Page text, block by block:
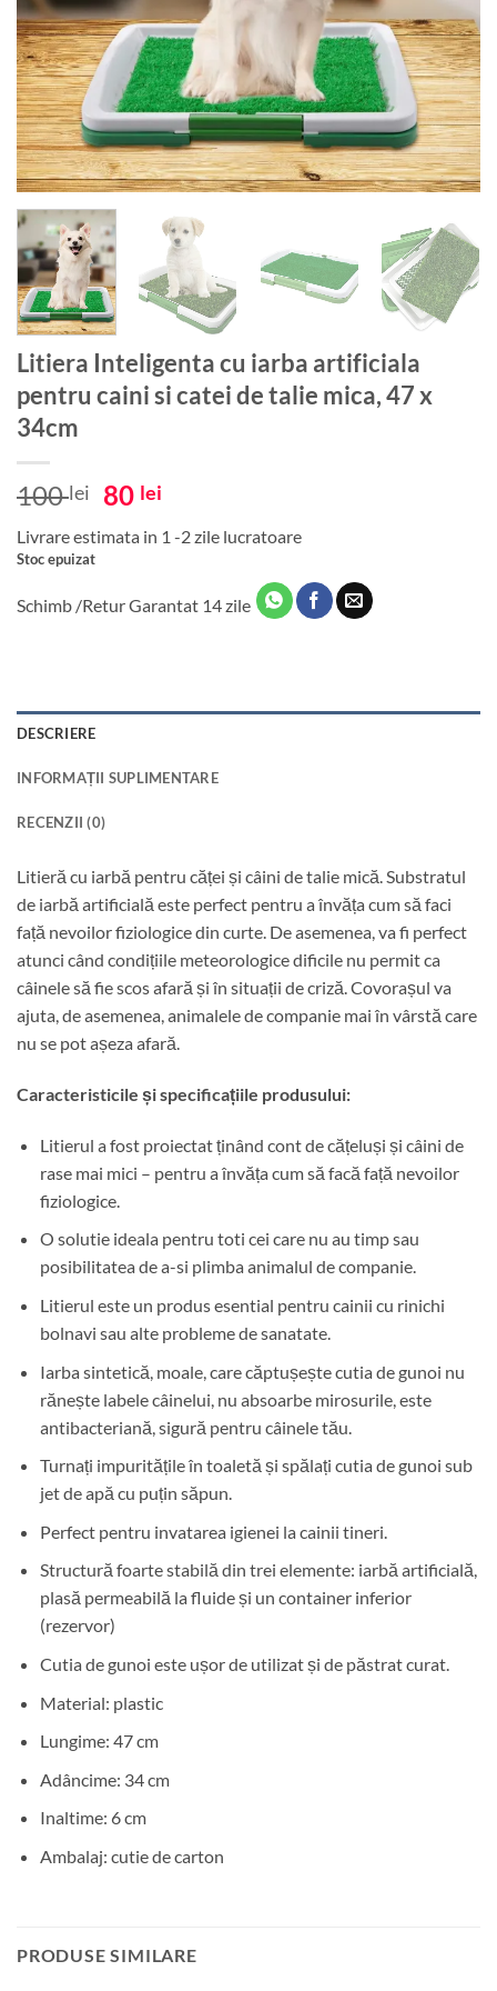
Litiera Inteligenta cu iarba artificiala
pentru caini si catei de talie mica, 47 x
34cm
100lei
Prețul
a
100 lei.
80 lei
este:
Livrare estimata in 1 -2 zile lucratoare
Stoc epuizat
Schimb /Retur Garantat 14 zile
DESCRIERE
INFORMAȚII SUPLIMENTARE
RECENZII (0)
Litieră cu iarbă pentru căței și câini de talie mică. Substratul
de iarbă artificială este perfect pentru a învăța cum să faci
față nevoilor fiziologice din curte. De asemenea, va fi perfect
atunci când condițiile meteorologice dificile nu permit ca
câinele să fie scos afară și în situații de criză. Covorașul va
ajuta, de asemenea, animalele de companie mai în vârstă care
nu se pot așeza afară.
Caracteristicile și specificațiile produsului:
Litierul a fost proiectat ținând cont de cățeluși și câini de
rase mai mici – pentru a învăța cum să facă față nevoilor
fiziologice.
O solutie ideala pentru toti cei care nu au timp sau
posibilitatea de a-si plimba animalul de companie.
Litierul este un produs esential pentru cainii cu rinichi
bolnavi sau alte probleme de sanatate.
Iarba sintetică, moale, care căptușește cutia de gunoi nu
rănește labele câinelui, nu absoarbe mirosurile, este
antibacteriană, sigură pentru câinele tău.
Turnați impuritățile în toaletă și spălați cutia de gunoi sub
jet de apă cu puțin săpun.
Perfect pentru invatarea igienei la cainii tineri.
Structură foarte stabilă din trei elemente: iarbă artificială,
plasă permeabilă la fluide și un container inferior
(rezervor)
Cutia de gunoi este ușor de utilizat și de păstrat curat.
Material: plastic
Lungime: 47 cm
Adâncime: 34 cm
Inaltime: 6 cm
Ambalaj: cutie de carton
PRODUSE SIMILARE